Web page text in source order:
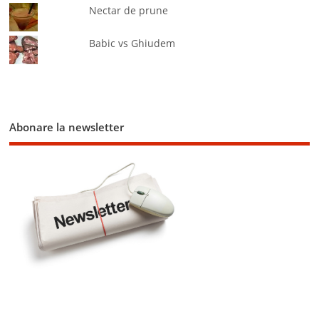
Nectar de prune
Babic vs Ghiudem
Abonare la newsletter